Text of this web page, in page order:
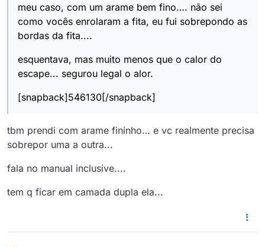
meu caso, com um arame bem fino…. não sei
como vocês enrolaram a fita, eu fui sobrepondo as
bordas da fita....
esquentava, mas muito menos que o calor do
escape... segurou legal o alor.
[snapback]546130[/snapback]
tbm prendi com arame fininho… e vc realmente precisa
sobrepor uma a outra...
fala no manual inclusive....
tem q ficar em camada dupla ela...